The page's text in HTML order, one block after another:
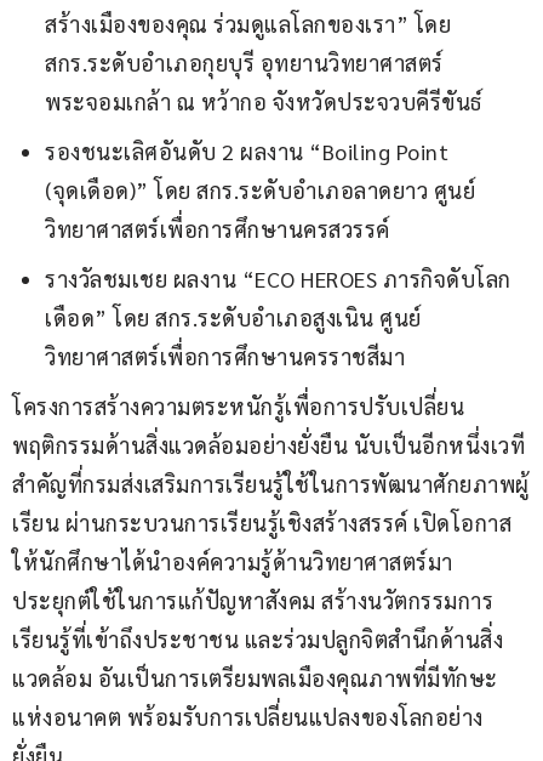
สร้างเมืองของคุณ ร่วมดูแลโลกของเรา” โดย
สกร.ระดับอำเภอกุยบุรี อุทยานวิทยาศาสตร์
พระจอมเกล้า ณ หว้ากอ จังหวัดประจวบคีรีขันธ์
รองชนะเลิศอันดับ 2 ผลงาน “Boiling Point
(จุดเดือด)” โดย สกร.ระดับอำเภอลาดยาว ศูนย์
วิทยาศาสตร์เพื่อการศึกษานครสวรรค์
รางวัลชมเชย ผลงาน “ECO HEROES ภารกิจดับโลก
เดือด” โดย สกร.ระดับอำเภอสูงเนิน ศูนย์
วิทยาศาสตร์เพื่อการศึกษานครราชสีมา
โครงการสร้างความตระหนักรู้เพื่อการปรับเปลี่ยน
พฤติกรรมด้านสิ่งแวดล้อมอย่างยั่งยืน นับเป็นอีกหนึ่งเวที
สำคัญที่กรมส่งเสริมการเรียนรู้ใช้ในการพัฒนาศักยภาพผู้
เรียน ผ่านกระบวนการเรียนรู้เชิงสร้างสรรค์ เปิดโอกาส
ให้นักศึกษาได้นำองค์ความรู้ด้านวิทยาศาสตร์มา
ประยุกต์ใช้ในการแก้ปัญหาสังคม สร้างนวัตกรรมการ
เรียนรู้ที่เข้าถึงประชาชน และร่วมปลูกจิตสำนึกด้านสิ่ง
แวดล้อม อันเป็นการเตรียมพลเมืองคุณภาพที่มีทักษะ
แห่งอนาคต พร้อมรับการเปลี่ยนแปลงของโลกอย่าง